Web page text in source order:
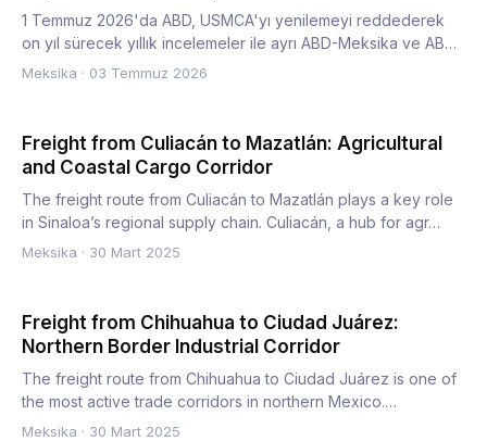
1 Temmuz 2026'da ABD, USMCA'yı yenilemeyi reddederek
on yıl sürecek yıllık incelemeler ile ayrı ABD-Meksika ve ABD-
Kanad…
Meksika · 03 Temmuz 2026
Freight from Culiacán to Mazatlán: Agricultural
and Coastal Cargo Corridor
The freight route from Culiacán to Mazatlán plays a key role
in Sinaloa’s regional supply chain. Culiacán, a hub for agr…
Meksika · 30 Mart 2025
Freight from Chihuahua to Ciudad Juárez:
Northern Border Industrial Corridor
The freight route from Chihuahua to Ciudad Juárez is one of
the most active trade corridors in northern Mexico.
Chihuahu…
Meksika · 30 Mart 2025